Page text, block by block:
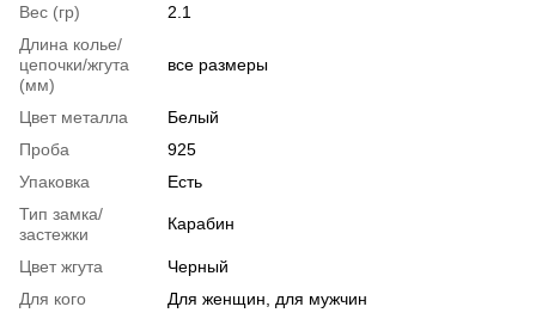
Вес (гр)
2.1
Длина колье/
цепочки/жгута
(мм)
все размеры
Цвет металла
Белый
Проба
925
Упаковка
Есть
Тип замка/
застежки
Карабин
Цвет жгута
Черный
Для кого
Для женщин, для мужчин